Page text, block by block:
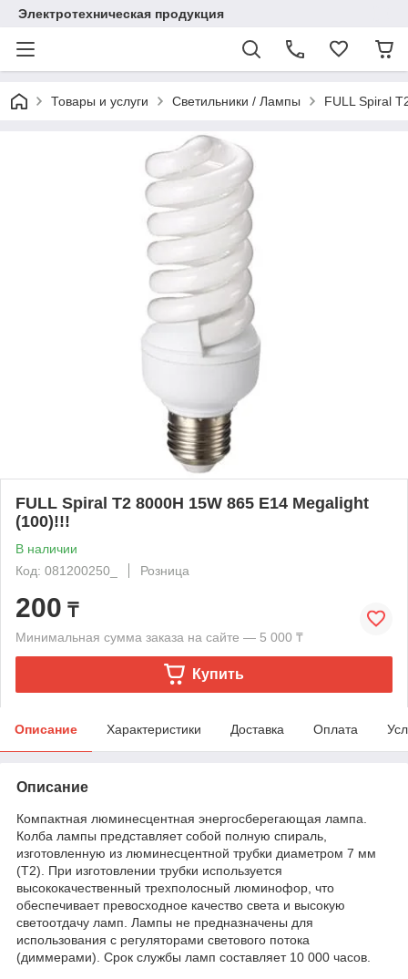
Электротехническая продукция
Товары и услуги Светильники / Лампы FULL Spiral
FULL Spiral Т2 8000H 15W 865 E14 Megalight
(100)!!!
В наличии
Код: 081200250_
Розница
200 ₸
Минимальная сумма заказа на сайте — 5 000 ₸
Купить
Описание Характеристики Доставка Оплата
Описание
Компактная люминесцентная энергосберегающая лампа.
Колба лампы представляет собой полную спираль,
изготовленную из люминесцентной трубки диаметром 7 мм
(T2). При изготовлении трубки используется
высококачественный трехполосный люминофор, что
обеспечивает превосходное качество света и высокую
светоотдачу ламп. Лампы не предназначены для
использования с регуляторами светового потока
(диммерами). Срок службы ламп составляет 10 000 часов.